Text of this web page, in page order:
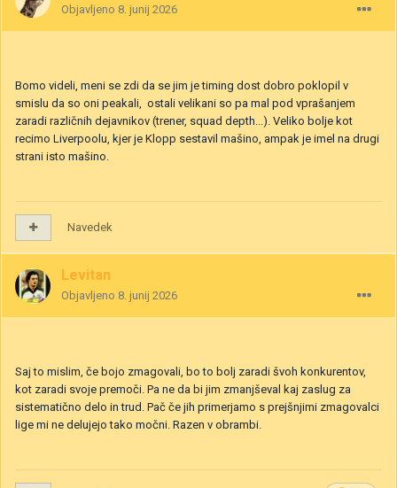
Objavljeno 8. junij 2026
Bomo videli, meni se zdi da se jim je timing dost dobro poklopil v
smislu da so oni peakali, ostali velikani so pa mal pod vprašanjem
zaradi različnih dejavnikov (trener, squad depth...). Veliko bolje kot
recimo Liverpoolu, kjer je Klopp sestavil mašino, ampak je imel na drugi
strani isto mašino.
Navedek
Levitan
Objavljeno 8. junij 2026
Saj to mislim, če bojo zmagovali, bo to bolj zaradi švoh konkurentov,
kot zaradi svoje premoči. Pa ne da bi jim zmanjševal kaj zaslug za
sistematično delo in trud. Pač če jih primerjamo s prejšnjimi zmagovalci
lige mi ne delujejo tako močni. Razen v obrambi.